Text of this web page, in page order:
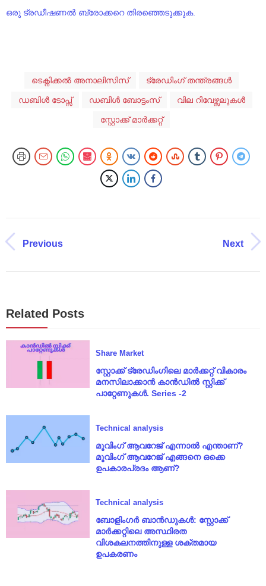
ഒരു ട്രഡീഷണൽ ബ്രോക്കറെ തിരഞ്ഞെടുക്കുക.
ടെക്നിക്കൽ അനാലിസിസ് ട്രേഡിംഗ് തന്ത്രങ്ങൾ
ഡബിൾ ടോപ്സ് ഡബിൾ ബോട്ടംസ് വില റിവേഴ്സലുകൾ
സ്റ്റോക്ക് മാർക്കറ്റ്
Previous Next
Related Posts
Share Market
സ്റ്റോക്ക് ട്രേഡിംഗിലെ മാർക്കറ്റ് വികാരം
മനസിലാക്കാൻ കാൻഡിൽ സ്റ്റിക്ക്
പാറ്റേണുകൾ. Series -2
Technical analysis
മൂവിംഗ് ആവറേജ് എന്നാൽ എന്താണ്?
മൂവിംഗ് ആവറേജ് എങ്ങനെ ഒക്കെ
ഉപകാരപ്രദം ആണ്?
Technical analysis
ബോളിംഗർ ബാൻഡുകൾ: സ്റ്റോക്ക്
മാർക്കറ്റിലെ അസ്ഥിരത
വിശകലനത്തിനുള്ള ശക്തമായ
ഉപകരണം